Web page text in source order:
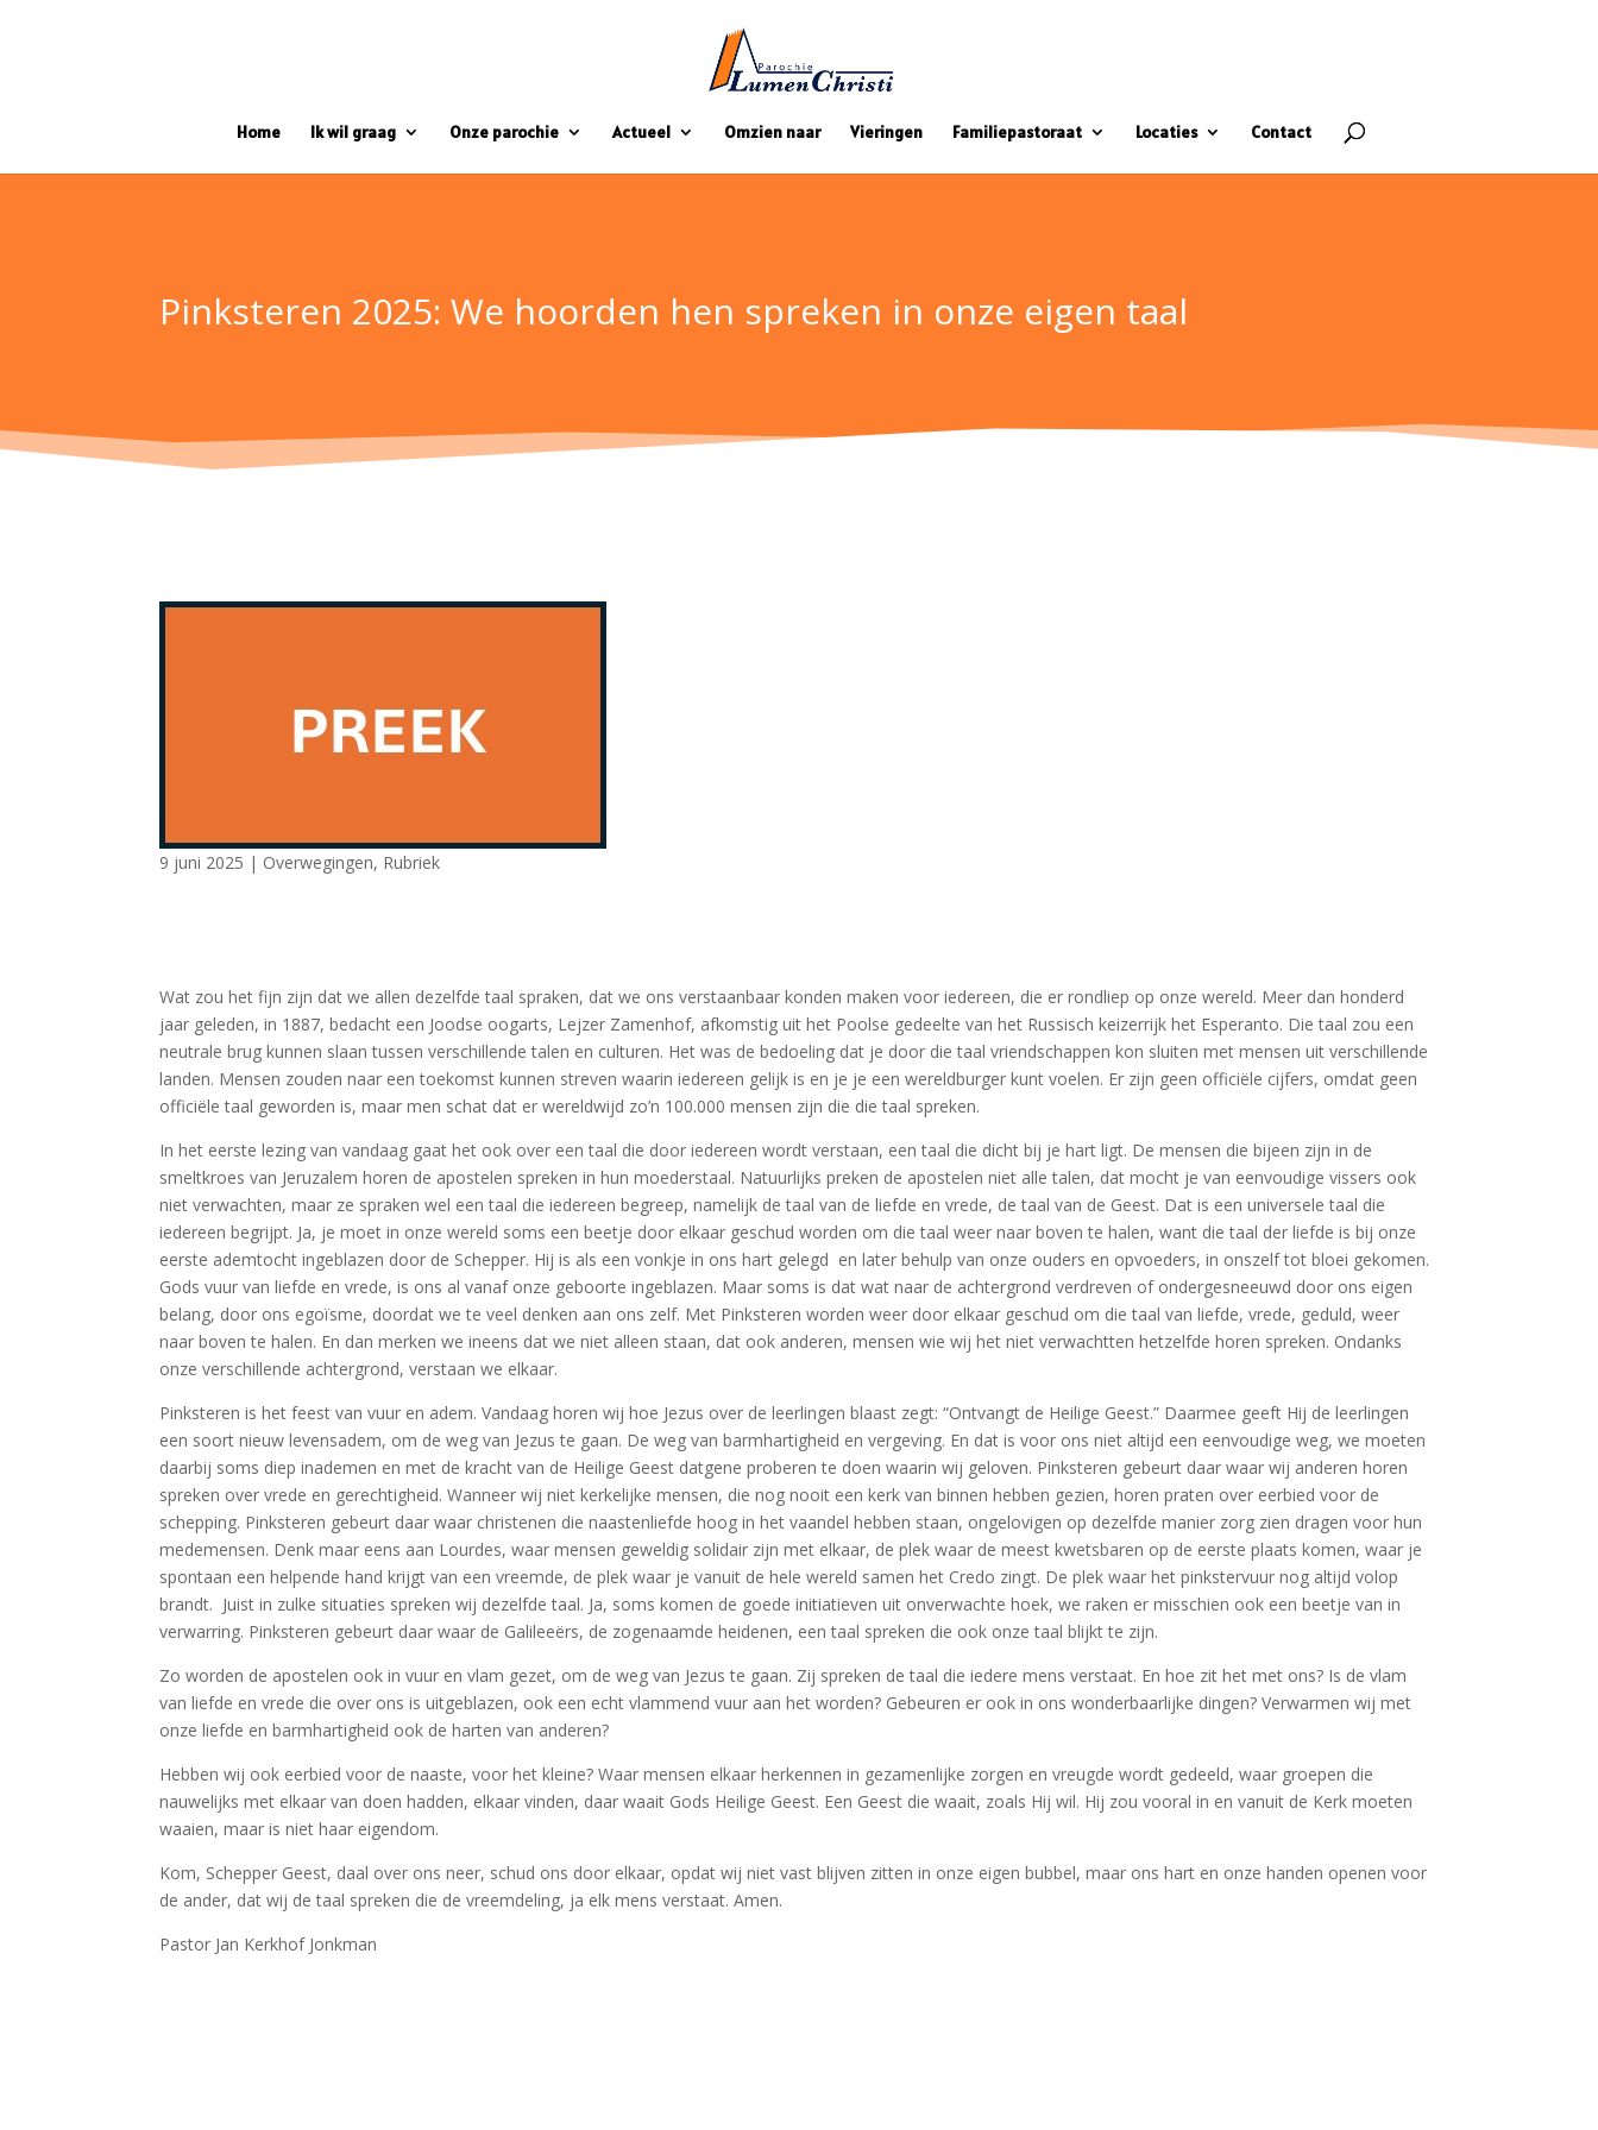
Home Ik wil graag Onze parochie Actueel Omzien naar Vieringen Familiepastoraat Locaties Contact
Pinksteren 2025: We hoorden hen spreken in onze eigen taal
9 juni 2025 | Overwegingen, Rubriek
Wat zou het fijn zijn dat we allen dezelfde taal spraken, dat we ons verstaanbaar konden maken voor iedereen, die er rondliep op onze wereld. Meer dan honderd
jaar geleden, in 1887, bedacht een Joodse oogarts, Lejzer Zamenhof, afkomstig uit het Poolse gedeelte van het Russisch keizerrijk het Esperanto. Die taal zou een
neutrale brug kunnen slaan tussen verschillende talen en culturen. Het was de bedoeling dat je door die taal vriendschappen kon sluiten met mensen uit verschillende
landen. Mensen zouden naar een toekomst kunnen streven waarin iedereen gelijk is en je je een wereldburger kunt voelen. Er zijn geen officiële cijfers, omdat geen
officiële taal geworden is, maar men schat dat er wereldwijd zo’n 100.000 mensen zijn die die taal spreken.
In het eerste lezing van vandaag gaat het ook over een taal die door iedereen wordt verstaan, een taal die dicht bij je hart ligt. De mensen die bijeen zijn in de
smeltkroes van Jeruzalem horen de apostelen spreken in hun moederstaal. Natuurlijks preken de apostelen niet alle talen, dat mocht je van eenvoudige vissers ook
niet verwachten, maar ze spraken wel een taal die iedereen begreep, namelijk de taal van de liefde en vrede, de taal van de Geest. Dat is een universele taal die
iedereen begrijpt. Ja, je moet in onze wereld soms een beetje door elkaar geschud worden om die taal weer naar boven te halen, want die taal der liefde is bij onze
eerste ademtocht ingeblazen door de Schepper. Hij is als een vonkje in ons hart gelegd en later behulp van onze ouders en opvoeders, in onszelf tot bloei gekomen.
Gods vuur van liefde en vrede, is ons al vanaf onze geboorte ingeblazen. Maar soms is dat wat naar de achtergrond verdreven of ondergesneeuwd door ons eigen
belang, door ons egoïsme, doordat we te veel denken aan ons zelf. Met Pinksteren worden weer door elkaar geschud om die taal van liefde, vrede, geduld, weer
naar boven te halen. En dan merken we ineens dat we niet alleen staan, dat ook anderen, mensen wie wij het niet verwachtten hetzelfde horen spreken. Ondanks
onze verschillende achtergrond, verstaan we elkaar.
Pinksteren is het feest van vuur en adem. Vandaag horen wij hoe Jezus over de leerlingen blaast zegt: “Ontvangt de Heilige Geest.” Daarmee geeft Hij de leerlingen
een soort nieuw levensadem, om de weg van Jezus te gaan. De weg van barmhartigheid en vergeving. En dat is voor ons niet altijd een eenvoudige weg, we moeten
daarbij soms diep inademen en met de kracht van de Heilige Geest datgene proberen te doen waarin wij geloven. Pinksteren gebeurt daar waar wij anderen horen
spreken over vrede en gerechtigheid. Wanneer wij niet kerkelijke mensen, die nog nooit een kerk van binnen hebben gezien, horen praten over eerbied voor de
schepping. Pinksteren gebeurt daar waar christenen die naastenliefde hoog in het vaandel hebben staan, ongelovigen op dezelfde manier zorg zien dragen voor hun
medemensen. Denk maar eens aan Lourdes, waar mensen geweldig solidair zijn met elkaar, de plek waar de meest kwetsbaren op de eerste plaats komen, waar je
spontaan een helpende hand krijgt van een vreemde, de plek waar je vanuit de hele wereld samen het Credo zingt. De plek waar het pinkstervuur nog altijd volop
brandt. Juist in zulke situaties spreken wij dezelfde taal. Ja, soms komen de goede initiatieven uit onverwachte hoek, we raken er misschien ook een beetje van in
verwarring. Pinksteren gebeurt daar waar de Galileeërs, de zogenaamde heidenen, een taal spreken die ook onze taal blijkt te zijn.
Zo worden de apostelen ook in vuur en vlam gezet, om de weg van Jezus te gaan. Zij spreken de taal die iedere mens verstaat. En hoe zit het met ons? Is de vlam
van liefde en vrede die over ons is uitgeblazen, ook een echt vlammend vuur aan het worden? Gebeuren er ook in ons wonderbaarlijke dingen? Verwarmen wij met
onze liefde en barmhartigheid ook de harten van anderen?
Hebben wij ook eerbied voor de naaste, voor het kleine? Waar mensen elkaar herkennen in gezamenlijke zorgen en vreugde wordt gedeeld, waar groepen die
nauwelijks met elkaar van doen hadden, elkaar vinden, daar waait Gods Heilige Geest. Een Geest die waait, zoals Hij wil. Hij zou vooral in en vanuit de Kerk moeten
waaien, maar is niet haar eigendom.
Kom, Schepper Geest, daal over ons neer, schud ons door elkaar, opdat wij niet vast blijven zitten in onze eigen bubbel, maar ons hart en onze handen openen voor
de ander, dat wij de taal spreken die de vreemdeling, ja elk mens verstaat. Amen.
Pastor Jan Kerkhof Jonkman